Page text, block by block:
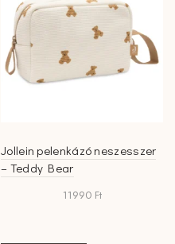
Jollein pelenkázó neszesszer
– Teddy Bear
11990 Ft